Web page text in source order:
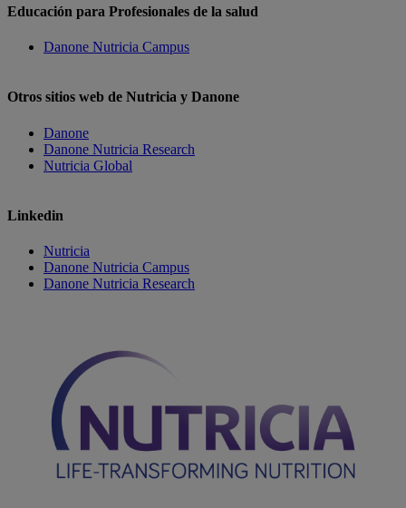
Educación para Profesionales de la salud
Danone Nutricia Campus
Otros sitios web de Nutricia y Danone
Danone
Danone Nutricia Research
Nutricia Global
Linkedin
Nutricia
Danone Nutricia Campus
Danone Nutricia Research